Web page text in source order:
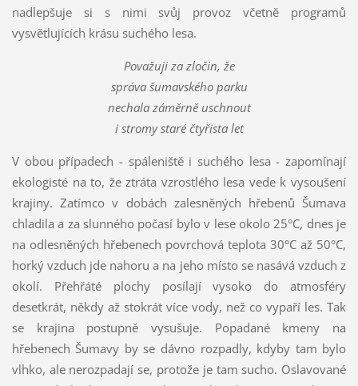
nadlepšuje si s nimi svůj provoz včetně programů
vysvětlujících krásu suchého lesa.
Považuji za zločin, že
správa šumavského parku
nechala záměrně uschnout
i stromy staré čtyřista let
V obou případech - spáleniště i suchého lesa - zapomínají
ekologisté na to, že ztráta vzrostlého lesa vede k vysoušení
krajiny. Zatímco v dobách zalesněných hřebenů Šumava
chladila a za slunného počasí bylo v lese okolo 25°C, dnes je
na odlesněných hřebenech povrchová teplota 30°C až 50°C,
horký vzduch jde nahoru a na jeho místo se nasává vzduch z
okolí. Přehřáté plochy posílají vysoko do atmosféry
desetkrát, někdy až stokrát více vody, než co vypaří les. Tak
se krajina postupně vysušuje. Popadané kmeny na
hřebenech Šumavy by se dávno rozpadly, kdyby tam bylo
vlhko, ale nerozpadají se, protože je tam sucho. Oslavované